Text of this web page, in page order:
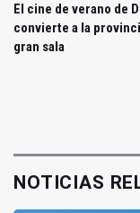
El cine de verano de
convierte a la
gran sala
NOTICIAS